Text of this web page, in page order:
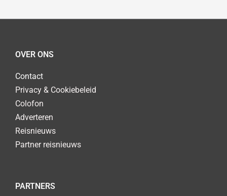
OVER ONS
Contact
Privacy & Cookiebeleid
Colofon
Adverteren
Reisnieuws
Partner reisnieuws
PARTNERS